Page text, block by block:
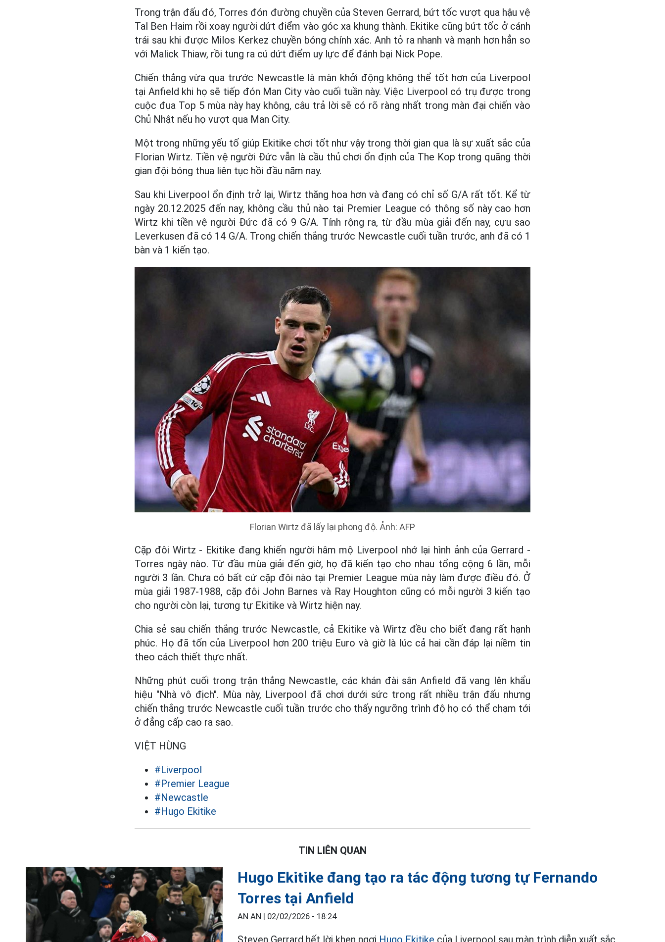
Trong trận đấu đó, Torres đón đường chuyền của Steven Gerrard, bứt tốc vượt qua hậu vệ
Tal Ben Haim rồi xoay người dứt điểm vào góc xa khung thành. Ekitike cũng bứt tốc ở cánh
trái sau khi được Milos Kerkez chuyền bóng chính xác. Anh tỏ ra nhanh và mạnh hơn hẳn so
với Malick Thiaw, rồi tung ra cú dứt điểm uy lực để đánh bại Nick Pope.
Chiến thắng vừa qua trước Newcastle là màn khởi động không thể tốt hơn của Liverpool
tại Anfield khi họ sẽ tiếp đón Man City vào cuối tuần này. Việc Liverpool có trụ được trong
cuộc đua Top 5 mùa này hay không, câu trả lời sẽ có rõ ràng nhất trong màn đại chiến vào
Chủ Nhật nếu họ vượt qua Man City.
Một trong những yếu tố giúp Ekitike chơi tốt như vậy trong thời gian qua là sự xuất sắc của
Florian Wirtz. Tiền vệ người Đức vẫn là cầu thủ chơi ổn định của The Kop trong quãng thời
gian đội bóng thua liên tục hồi đầu năm nay.
Sau khi Liverpool ổn định trở lại, Wirtz thăng hoa hơn và đang có chỉ số G/A rất tốt. Kể từ
ngày 20.12.2025 đến nay, không cầu thủ nào tại Premier League có thông số này cao hơn
Wirtz khi tiền vệ người Đức đã có 9 G/A. Tính rộng ra, từ đầu mùa giải đến nay, cựu sao
Leverkusen đã có 14 G/A. Trong chiến thắng trước Newcastle cuối tuần trước, anh đã có 1
bàn và 1 kiến tạo.
Florian Wirtz đã lấy lại phong độ. Ảnh: AFP
Cặp đôi Wirtz - Ekitike đang khiến người hâm mộ Liverpool nhớ lại hình ảnh của Gerrard -
Torres ngày nào. Từ đầu mùa giải đến giờ, họ đã kiến tạo cho nhau tổng cộng 6 lần, mỗi
người 3 lần. Chưa có bất cứ cặp đôi nào tại Premier League mùa này làm được điều đó. Ở
mùa giải 1987-1988, cặp đôi John Barnes và Ray Houghton cũng có mỗi người 3 kiến tạo
cho người còn lại, tương tự Ekitike và Wirtz hiện nay.
Chia sẻ sau chiến thắng trước Newcastle, cả Ekitike và Wirtz đều cho biết đang rất hạnh
phúc. Họ đã tốn của Liverpool hơn 200 triệu Euro và giờ là lúc cả hai cần đáp lại niềm tin
theo cách thiết thực nhất.
Những phút cuối trong trận thắng Newcastle, các khán đài sân Anfield đã vang lên khẩu
hiệu "Nhà vô địch". Mùa này, Liverpool đã chơi dưới sức trong rất nhiều trận đấu nhưng
chiến thắng trước Newcastle cuối tuần trước cho thấy ngưỡng trình độ họ có thể chạm tới
ở đẳng cấp cao ra sao.
VIỆT HÙNG
#Liverpool
#Premier League
#Newcastle
#Hugo Ekitike
TIN LIÊN QUAN
Hugo Ekitike đang tạo ra tác động tương tự Fernando
Torres tại Anfield
AN AN | 02/02/2026 - 18:24